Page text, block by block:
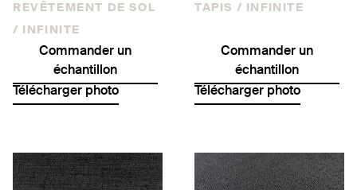
REVÊTEMENT DE SOL
/
INFINITE
Commander un
échantillon
Télécharger photo
TAPIS / INFINITE
Commander un
échantillon
Télécharger photo